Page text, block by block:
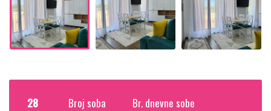
28
Broj soba
Br. dnevne sobe